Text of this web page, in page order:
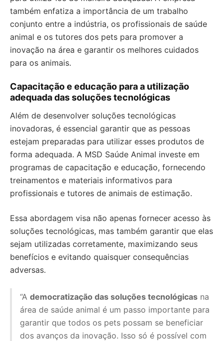
também enfatiza a importância de um trabalho
conjunto entre a indústria, os profissionais de saúde
animal e os tutores dos pets para promover a
inovação na área e garantir os melhores cuidados
para os animais.
Capacitação e educação para a utilização
adequada das soluções tecnológicas
Além de desenvolver soluções tecnológicas
inovadoras, é essencial garantir que as pessoas
estejam preparadas para utilizar esses produtos de
forma adequada. A MSD Saúde Animal investe em
programas de capacitação e educação, fornecendo
treinamentos e materiais informativos para
profissionais e tutores de animais de estimação.
Essa abordagem visa não apenas fornecer acesso às
soluções tecnológicas, mas também garantir que elas
sejam utilizadas corretamente, maximizando seus
benefícios e evitando quaisquer consequências
adversas.
“A democratização das soluções tecnológicas na
área de saúde animal é um passo importante para
garantir que todos os pets possam se beneficiar
dos avanços da inovação. Isso só é possível com